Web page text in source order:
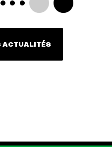
ACTUALITÉS